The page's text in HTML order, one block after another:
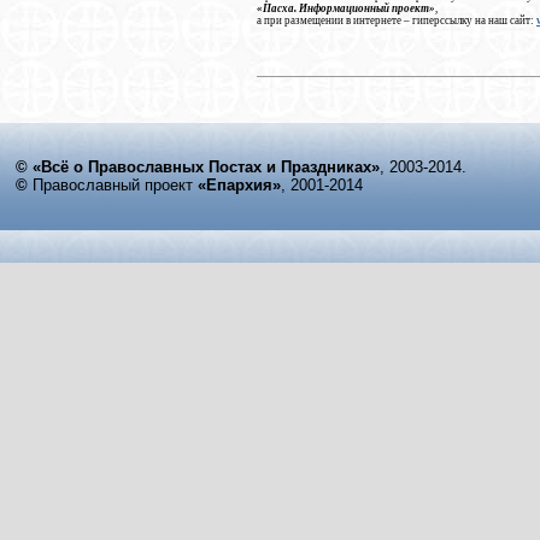
«Пасха. Информационный проект»
а при размещении в интернете – гиперссылку на наш сайт:
© «Всё о Православных Постах и Праздниках», 2003-2014.
© Православный проект «Епархия», 2001-2014